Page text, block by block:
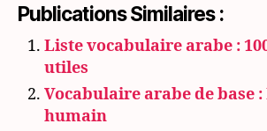
Publications Similaires :
Liste vocabulaire arabe :
utiles
Vocabulaire arabe de base :
humain